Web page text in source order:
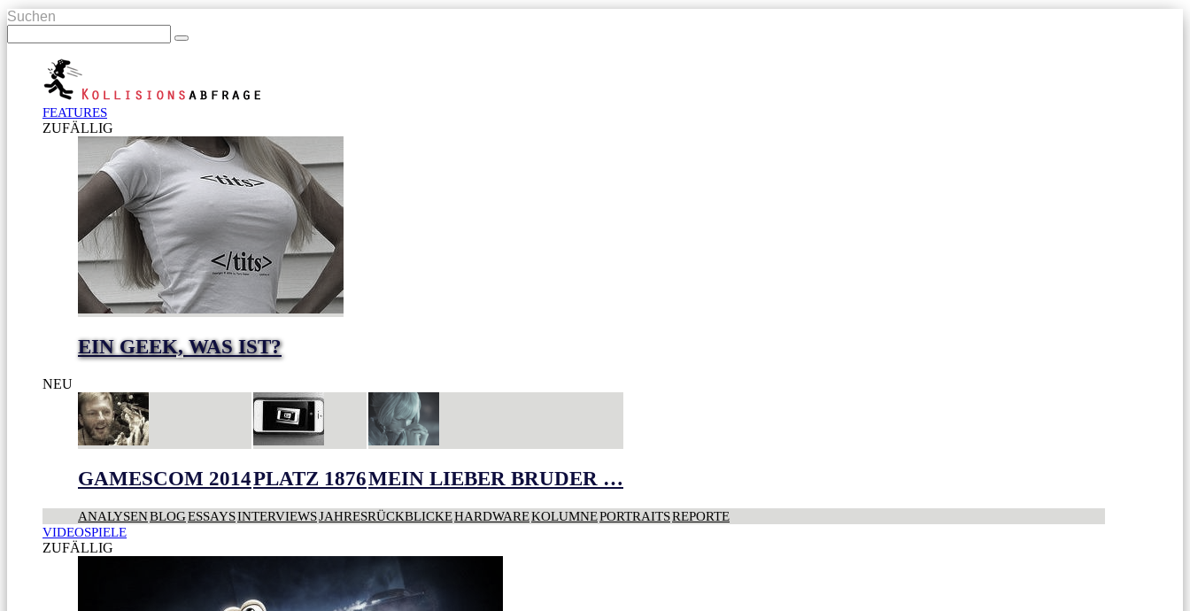
Suchen
FEATURES
ZUFÄLLIG
EIN GEEK, WAS IST?
NEU
GAMESCOM 2014PLATZ 1876MEIN LIEBER BRUDER …
ANALYSENBLOGESSAYSINTERVIEWSJAHRESRÜCKBLICKEHARDWAREKOLUMNEPORTRAITSREPORTE
VIDEOSPIELE
ZUFÄLLIG